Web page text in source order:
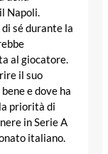
Napoli.
sé durante la
al giocatore.
il suo
e dove ha
priorità di
in Serie A
italiano.